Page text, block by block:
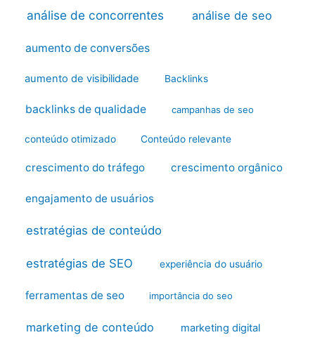
análise de concorrentes análise de seo
aumento de conversões
aumento de visibilidade Backlinks
backlinks de qualidade campanhas de seo
conteúdo otimizado Conteúdo relevante
crescimento do tráfego crescimento orgânico
engajamento de usuários
estratégias de conteúdo
estratégias de SEO experiência do usuário
ferramentas de seo importância do seo
marketing de conteúdo marketing digital